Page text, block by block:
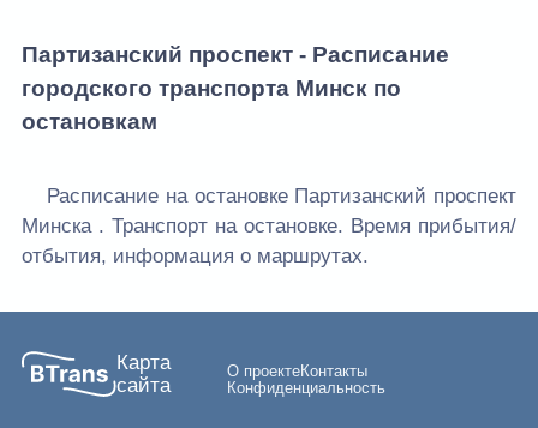
Партизанский проспект - Расписание
городского транспорта Минск по
остановкам
Расписание на остановке Партизанский проспект
Минска . Транспорт на остановке. Время прибытия/
отбытия, информация о маршрутах.
Карта
сайта
О проектеКонтакты
Конфиденциальность